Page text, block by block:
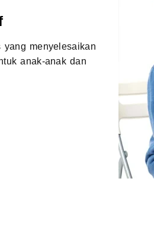
yang menyelesaikan
anak-anak dan